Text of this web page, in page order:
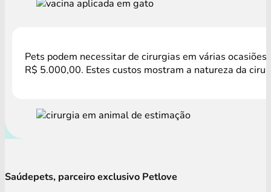
Pets podem necessitar de cirurgias em várias
R$ 5.000,00. Estes custos mostram a natureza da
Saúdepets, parceiro exclusivo Petlove